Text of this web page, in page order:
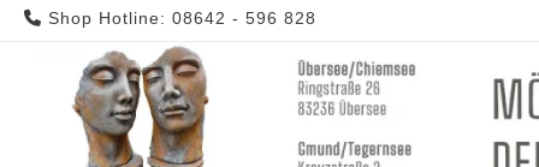
Skip
Shop Hotline: 08642 - 596 828